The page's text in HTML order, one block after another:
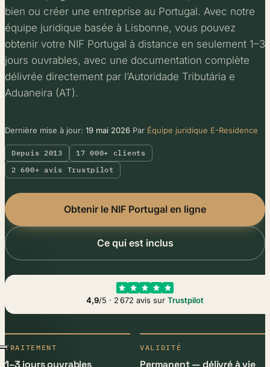
bien ou créer une entreprise au Portugal. Avec notre
équipe juridique basée à Lisbonne, vous pouvez
obtenir votre NIF Portugal à distance en seulement 1–3
jours ouvrables, avec une documentation complète
délivrée directement par l’Autoridade Tributária e
Aduaneira (AT).
Dernière mise à jour: 19 mai 2026 Par Équipe juridique E-Residence
Depuis 2013
17 000+ clients
2 600+ avis Trustpilot
Obtenir le NIF Portugal en ligne
Ce qui est inclus
4,9/5 · 2 672 avis sur Trustpilot
TRAITEMENT
1–3 jours ouvrables
VALIDITÉ
Permanent — délivré à vie